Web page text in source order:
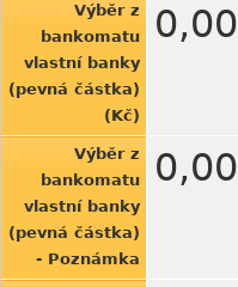
Výběr z
bankomatu
vlastní banky
(pevná částka)
(Kč)
0,00
Výběr z
bankomatu
vlastní banky
(pevná částka)
- Poznámka
0,00